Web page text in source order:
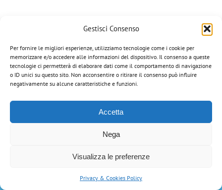
Gestisci Consenso
Per fornire le migliori esperienze, utilizziamo tecnologie come i cookie per
memorizzare e/o accedere alle informazioni del dispositivo. Il consenso a queste
tecnologie ci permetterà di elaborare dati come il comportamento di navigazione
o ID unici su questo sito. Non acconsentire o ritirare il consenso può influire
negativamente su alcune caratteristiche e funzioni.
Accetta
Nega
Visualizza le preferenze
Privacy & Cookies Policy
Corazza Veterinaria di Portinari Gian Paolo | via Manzoni, 8 - 36020
Campiglia dei Berici (VI) | Tel: 0444-866034 | Email:
info@corazzaveterinaria.com| P.IVA 03199070248 |Privacy Policy
Tutti i marchi riportati appartengono ai legittimi proprietari.